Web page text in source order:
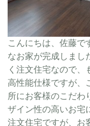
こんにちは、佐藤で
なお家が完成しまし
く注文住宅なので
高性能仕様ですが、
所にお客様のこだわ
ザイン性の高いお宅
注文住宅ですが、お